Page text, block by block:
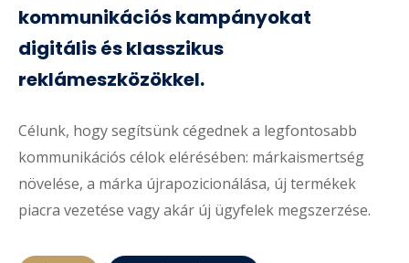
kommunikációs kampányokat
digitális és klasszikus
reklámeszközökkel.
Célunk, hogy segítsünk cégednek a legfontosabb
kommunikációs célok elérésében: márkaismertség
növelése, a márka újrapozicionálása, új termékek
piacra vezetése vagy akár új ügyfelek megszerzése.